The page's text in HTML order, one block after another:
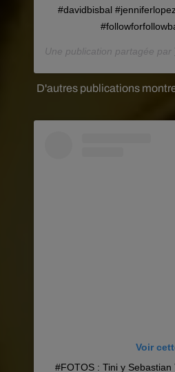
#davidbisbal
Une publication partagée par
D'autres publications
Voir
#FOTOS : Tini y